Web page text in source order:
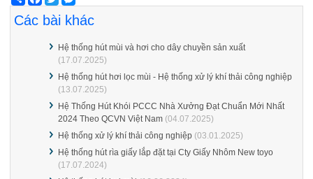
Các bài khác
Hệ thống hút mùi và hơi cho dây chuyền sản xuất
(17.07.2025)
Hệ thống hút hơi lọc mùi - Hệ thống xử lý khí thải công nghiệp
(13.07.2025)
Hệ Thống Hút Khói PCCC Nhà Xưởng Đạt Chuẩn Mới Nhất
2024 Theo QCVN Việt Nam (04.07.2025)
Hệ thống xử lý khí thải công nghiệp (03.01.2025)
Hệ thống hút rìa giấy lắp đặt tại Cty Giấy Nhôm New toyo
(17.07.2024)